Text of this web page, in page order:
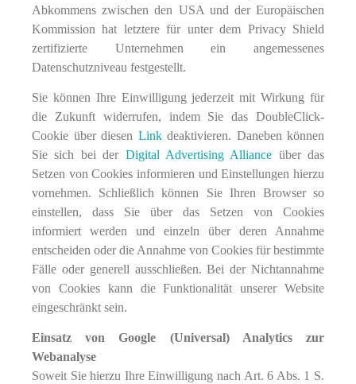
Abkommens zwischen den USA und der Europäischen
Kommission hat letztere für unter dem Privacy Shield
zertifizierte Unternehmen ein angemessenes
Datenschutzniveau festgestellt.
Sie können Ihre Einwilligung jederzeit mit Wirkung für
die Zukunft widerrufen, indem Sie das DoubleClick-
Cookie über diesen Linkdeaktivieren. Daneben können
Sie sich bei der Digital Advertising Alliance über das
Setzen von Cookies informieren und Einstellungen hierzu
vornehmen. Schließlich können Sie Ihren Browser so
einstellen, dass Sie über das Setzen von Cookies
informiert werden und einzeln über deren Annahme
entscheiden oder die Annahme von Cookies für bestimmte
Fälle oder generell ausschließen. Bei der Nichtannahme
von Cookies kann die Funktionalität unserer Website
eingeschränkt sein.
Einsatz von Google (Universal) Analytics zur
Webanalyse
Soweit Sie hierzu Ihre Einwilligung nach Art. 6 Abs. 1 S.